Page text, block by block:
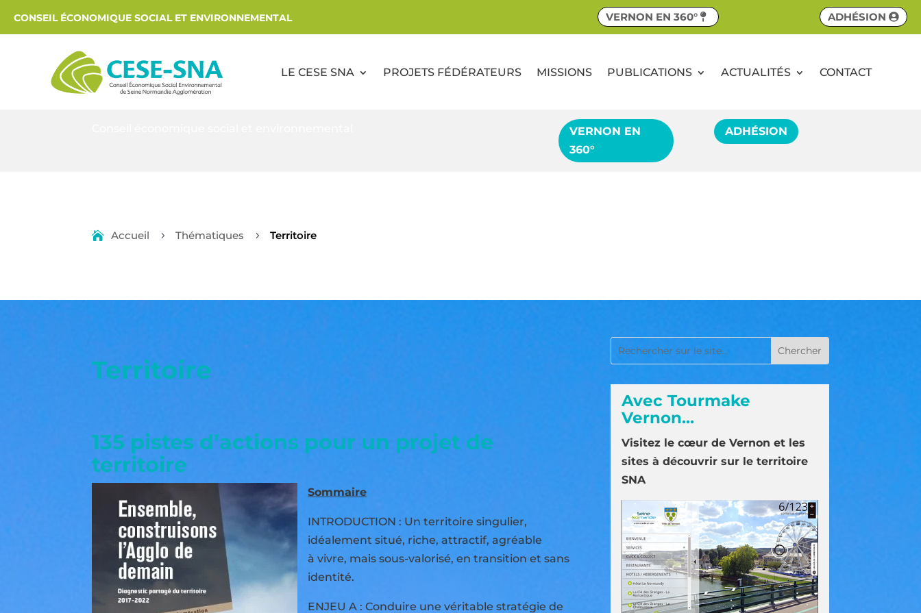
CONSEIL ÉCONOMIQUE SOCIAL ET ENVIRONNEMENTAL VERNON EN 360° ADHÉSION
LE CESE SNA PROJETS FÉDÉRATEURS MISSIONS PUBLICATIONS ACTUALITÉS CONTACT
VERNON EN
360°
ADHÉSION
Accueil 5 Thématiques 5 Territoire
Territoire
135 pistes d’actions pour un projet de
territoire
Sommaire
INTRODUCTION : Un territoire singulier,
idéalement situé, riche, attractif, agréable
à vivre, mais sous-valorisé, en transition et sans
identité.
ENJEU A : Conduire une véritable stratégie de
Avec Tourmake
Vernon...
Visitez le cœur de Vernon et les
sites à découvrir sur le territoire
SNA